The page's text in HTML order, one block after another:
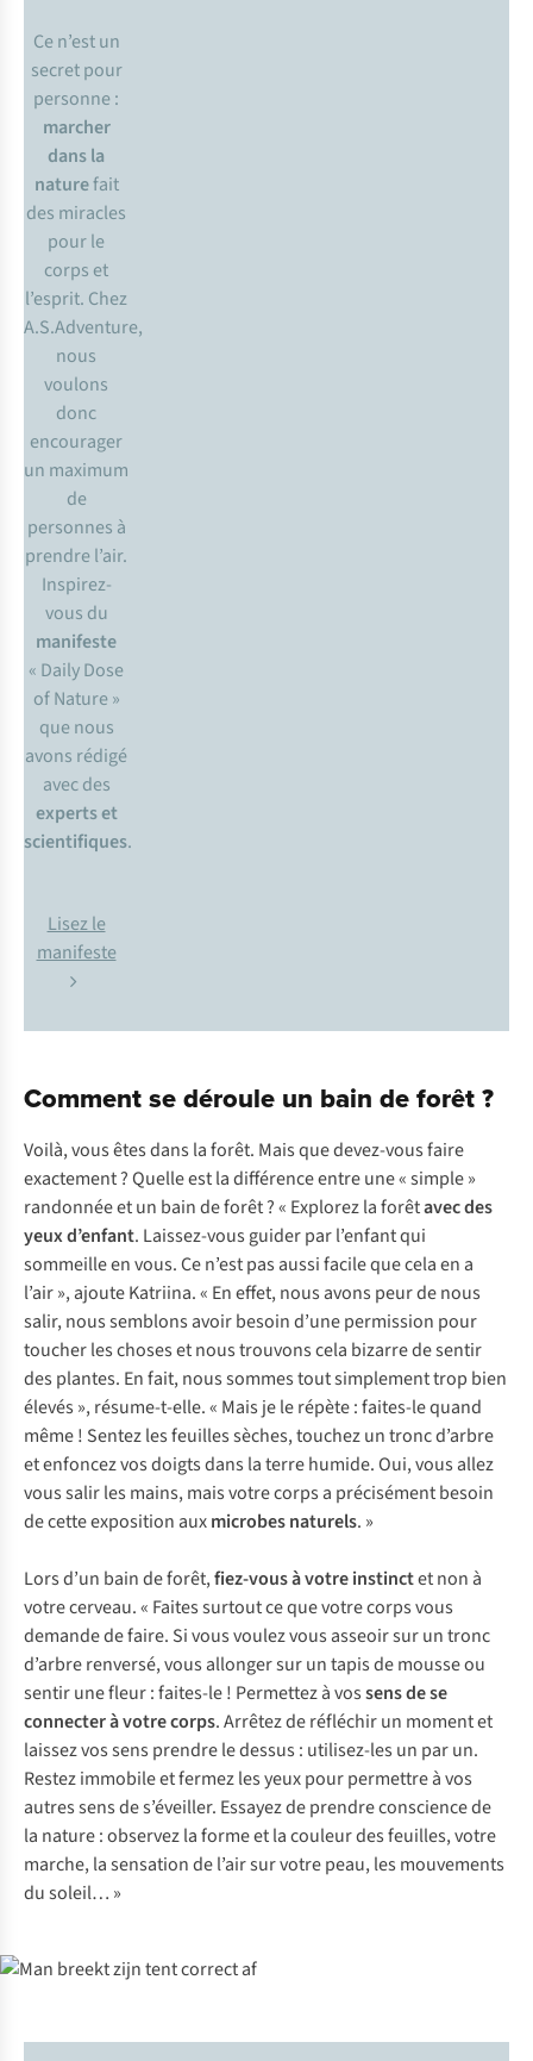
Ce n’est un
secret pour
personne :
marcher
dans la
naturefait
des miracles
pour le
corps et
l’esprit. Chez
A.S.Adventure,
nous
voulons
donc
encourager
un maximum
de
personnes à
prendre l’air.
Inspirez-
vous du
manifeste
« Daily Dose
of Nature »
que nous
avons rédigé
avec des
experts et
scientifiques.
Lisez le
manifeste
Comment se déroule un bain de forêt ?
Voilà, vous êtes dans la forêt. Mais que devez-vous faire
exactement ? Quelle est la différence entre une « simple »
randonnée et un bain de forêt ? « Explorez la forêtavec des
yeux d’enfant. Laissez-vous guider par l’enfant qui
sommeille en vous. Ce n’est pas aussi facile que cela en a
l’air », ajoute Katriina. « En effet, nous avons peur de nous
salir, nous semblons avoir besoin d’une permission pour
toucher les choses et nous trouvons cela bizarre de sentir
des plantes. En fait, nous sommes tout simplement trop bien
élevés », résume-t-elle. « Mais je le répète : faites-le quand
même ! Sentez les feuilles sèches, touchez un tronc d’arbre
et enfoncez vos doigts dans la terre humide. Oui, vous allez
vous salir les mains, mais votre corps a précisément besoin
de cette exposition auxmicrobes naturels. »
Lors d’un bain de forêt,fiez-vous à votre instinctet non à
votre cerveau. « Faites surtout ce que votre corps vous
demande de faire. Si vous voulez vous asseoir sur un tronc
d’arbre renversé, vous allonger sur un tapis de mousse ou
sentir une fleur : faites-le ! Permettez à vossens de se
connecter à votre corps. Arrêtez de réfléchir un moment et
laissez vos sens prendre le dessus : utilisez-les un par un.
Restez immobile et fermez les yeux pour permettre à vos
autres sens de s’éveiller. Essayez de prendre conscience de
la nature : observez la forme et la couleur des feuilles, votre
marche, la sensation de l’air sur votre peau, les mouvements
du soleil… »